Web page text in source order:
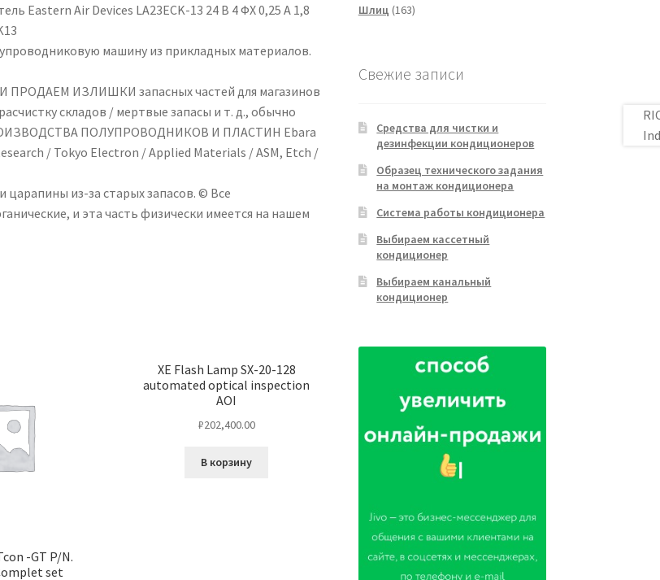
Eastern Air Devices LA23ECK-13 24 В 4 ФХ 0,25 А 1,8
машину из прикладных материалов.
ИЗЛИШКИ запасных частей для магазинов
складов / мертвые запасы и т. д., обычно
ПОЛУПРОВОДНИКОВ И ПЛАСТИН Ebara
/ Tokyo Electron / Applied Materials / ASM, Etch /
царапины из-за старых запасов. © Все
и эта часть физически имеется на нашем
-GT P/N.
set
XE Flash Lamp SX-20-128
automated optical inspection
AOI
₽202,400.00
В корзину
Шлиц 163163
Свежие записи
Средства для чистки и
дезинфекции кондиционеров
Образец технического задания
на монтаж кондиционера
Система работы кондиционера
Выбираем кассетный
кондиционер
Выбираем канальный
кондиционер